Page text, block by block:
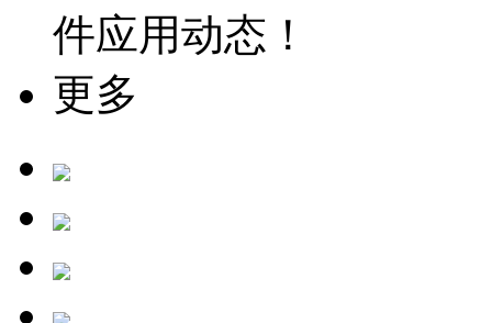
件应用动态！
更多